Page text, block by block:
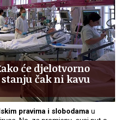
će djelotvorno
čak ni kavu
pravima i slobodama u